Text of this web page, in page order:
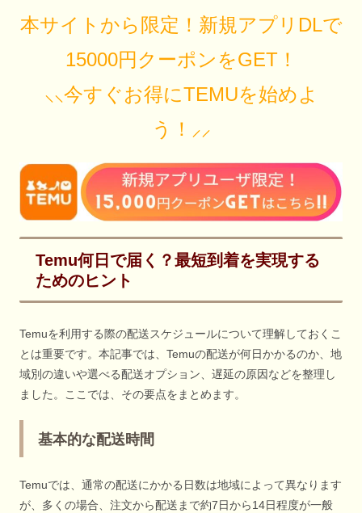
本サイトから限定！新規アプリDLで
15000円クーポンをGET！
⸜⸜今すぐお得にTEMUを始めよ
う！⸝⸝
Temu何日で届く？最短到着を実現する
ためのヒント
Temuを利用する際の配送スケジュールについて理解しておくこ
とは重要です。本記事では、Temuの配送が何日かかるのか、地
域別の違いや選べる配送オプション、遅延の原因などを整理し
ました。ここでは、その要点をまとめます。
基本的な配送時間
Temuでは、通常の配送にかかる日数は地域によって異なります
が、多くの場合、注文から配送まで約7日から14日程度が一般